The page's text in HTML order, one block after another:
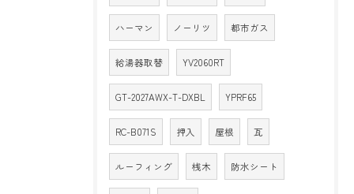
ハーマン ノーリツ 都市ガス
給湯器取替 YV2060RT
GT-2027AWX-T-DXBL YPRF65
RC-B071S 押入 屋根 瓦
ルーフィング 桟木 防水シート